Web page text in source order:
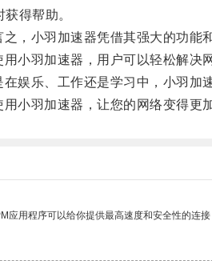
得帮助。
小羽加速器凭借其强大的功能和
羽加速器，用户可以轻松解决网
乐、工作还是学习中，小羽加速
羽加速器，让您的网络变得更加
应用程序可以给你提供最高速度和安全性的连接